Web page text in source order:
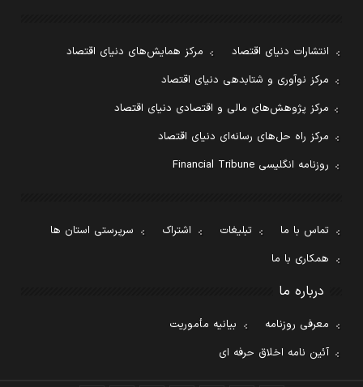
انتشارات دنیای اقتصاد
مرکز همایش‌های دنیای اقتصاد
مرکز نوآوری و شتابدهی دنیای اقتصاد
مرکز پژوهش‌های مالی و اقتصادی دنیای اقتصاد
مرکز راه حل‌های رسانه‌ای دنیای اقتصاد
روزنامه انگلیسی Financial Tribune
تماس با ما تبلیغات اشتراک
سرپرستی استان ها
همکاری با ما
درباره ما
معرفی روزنامه
بیانیه مأموریت
آئین نامه اخلاق حرفه ای